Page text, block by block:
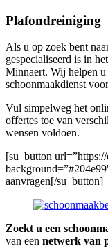
Plafondreiniging
Als u op zoek bent
gespecialiseerd is in
Minnaert. Wij helpen u
schoonmaakdienst
Vul simpelweg het
offertes toe van
wensen voldoen.
[su_button
aanvragen[/su_button]
Zoekt u een
van een netwerk van